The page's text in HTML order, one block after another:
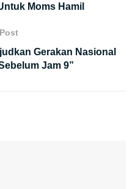
Moms Hamil
Gerakan Nasional
Jam 9”